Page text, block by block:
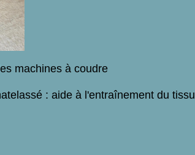
machines à coudre
: aide à l'entraînement du tissu